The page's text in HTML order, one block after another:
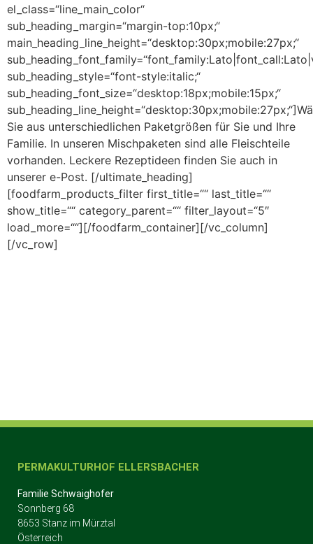
el_class=“line_main_color“
sub_heading_margin=“margin-top:10px;“
main_heading_line_height=“desktop:30px;mobile:27px;“
sub_heading_style=“font-style:italic;“
sub_heading_font_size=“desktop:18px;mobile:15px;“
Sie aus unterschiedlichen Paketgrößen für Sie und Ihre
Familie. In unseren Mischpaketen sind alle Fleischteile
vorhanden. Leckere Rezeptideen finden Sie auch in
unserer e-Post. [/ultimate_heading]
[foodfarm_products_filter first_title=““ last_title=““
show_title=““ category_parent=““ filter_layout=“5″
load_more=““][/foodfarm_container][/vc_column]
[/vc_row]
PERMAKULTURHOF ELLERSBACHER
Familie Schwaighofer
Sonnberg 68
8653 Stanz im Mürztal
Österreich